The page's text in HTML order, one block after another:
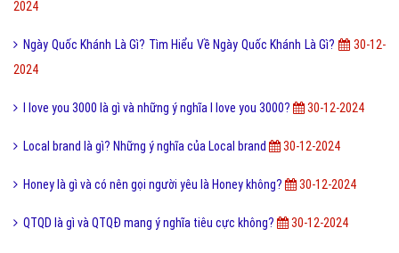
2024
Ngày Quốc Khánh Là Gì? Tìm Hiểu Về Ngày Quốc Khánh Là Gì?
30-12-
2024
I love you 3000 là gì và những ý nghĩa I love you 3000? 30-12-2024
Local brand là gì? Những ý nghĩa của Local brand 30-12-2024
Honey là gì và có nên gọi người yêu là Honey không? 30-12-2024
QTQD là gì và QTQĐ mang ý nghĩa tiêu cực không? 30-12-2024